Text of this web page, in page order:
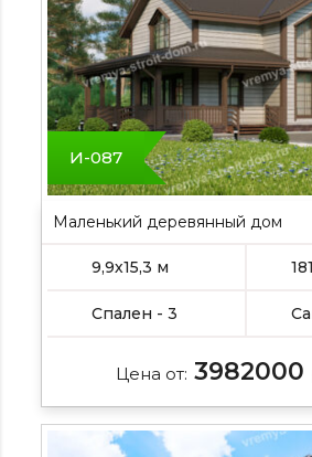
И-087
Маленький деревянный дом
9,9х15,3 м
Спален - 3
Цена от: 3982000